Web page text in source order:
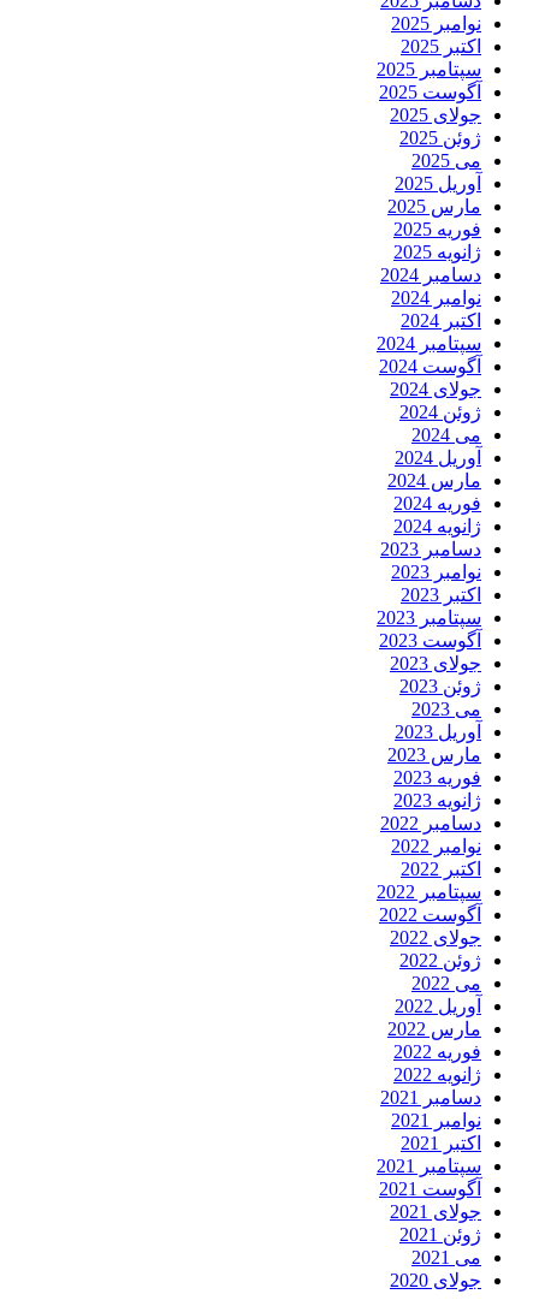
نوامبر 2025
اکتبر 2025
سپتامبر 2025
آگوست 2025
جولای 2025
ژوئن 2025
می 2025
آوریل 2025
مارس 2025
فوریه 2025
ژانویه 2025
دسامبر 2024
نوامبر 2024
اکتبر 2024
سپتامبر 2024
آگوست 2024
جولای 2024
ژوئن 2024
می 2024
آوریل 2024
مارس 2024
فوریه 2024
ژانویه 2024
دسامبر 2023
نوامبر 2023
اکتبر 2023
سپتامبر 2023
آگوست 2023
جولای 2023
ژوئن 2023
می 2023
آوریل 2023
مارس 2023
فوریه 2023
ژانویه 2023
دسامبر 2022
نوامبر 2022
اکتبر 2022
سپتامبر 2022
آگوست 2022
جولای 2022
ژوئن 2022
می 2022
آوریل 2022
مارس 2022
فوریه 2022
ژانویه 2022
دسامبر 2021
نوامبر 2021
اکتبر 2021
سپتامبر 2021
آگوست 2021
جولای 2021
ژوئن 2021
می 2021
جولای 2020